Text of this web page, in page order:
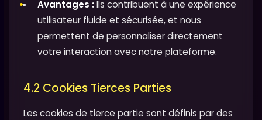
Avantages :Ils contribuent à une expérience
utilisateur fluide et sécurisée, et nous
permettent de personnaliser directement
votre interaction avec notre plateforme.
4.2 Cookies Tierces Parties
Les cookies de tierce partie sont définis par des